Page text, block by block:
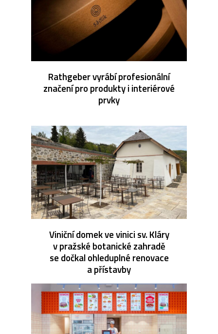
Rathgeber vyrábí profesionální
značení pro produkty i interiérové
prvky
Viniční domek ve vinici sv. Kláry
v pražské botanické zahradě
se dočkal ohleduplné renovace
a přístavby